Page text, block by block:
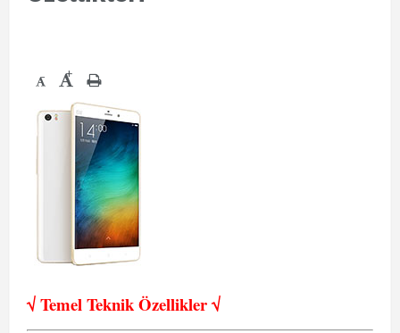
- +
√ Temel Teknik Özellikler √